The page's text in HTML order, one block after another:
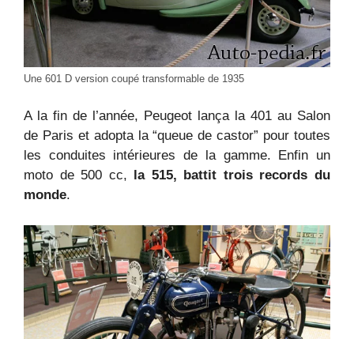
Une 601 D version coupé transformable de 1935
A la fin de l’année, Peugeot lança la 401 au Salon
de Paris et adopta la “queue de castor” pour toutes
les conduites intérieures de la gamme. Enfin un
moto de 500 cc, la 515, battit trois records du
monde.